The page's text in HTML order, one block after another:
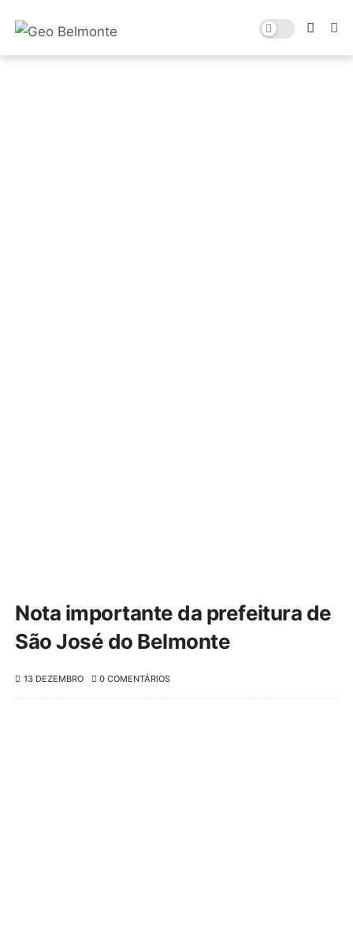
Nota importante da prefeitura de
São José do Belmonte
13 DEZEMBRO 0 COMENTÁRIOS